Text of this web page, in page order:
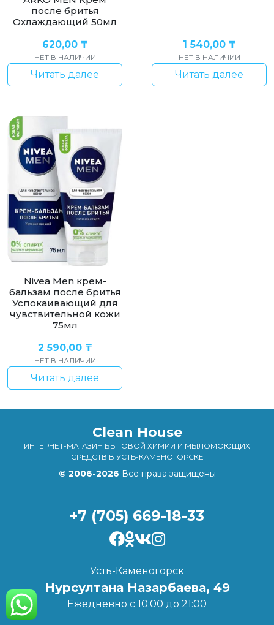
после бритья
Охлаждающий 50мл
620,00 ₸
НЕТ В НАЛИЧИИ
Читать далее
1 540,00 ₸
НЕТ В НАЛИЧИИ
Читать далее
Nivea Men крем-
бальзам после бритья
Успокаивающий для
чувствительной кожи
75мл
2 590,00 ₸
НЕТ В НАЛИЧИИ
Читать далее
Clean House
ИНТЕРНЕТ-МАГАЗИН БЫТОВОЙ ХИМИИ И МЫЛОМОЮЩИХ
СРЕДСТВ В УСТЬ-КАМЕНОГОРСКЕ
© 2006-2026 Все права защищены
+7 (705) 669-18-33
Усть-Каменогорск
Нурсултана Назарбаева, 49
Ежедневно с 10:00 до 21:00